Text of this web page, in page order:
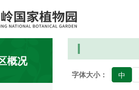
概况
字体大小： 中